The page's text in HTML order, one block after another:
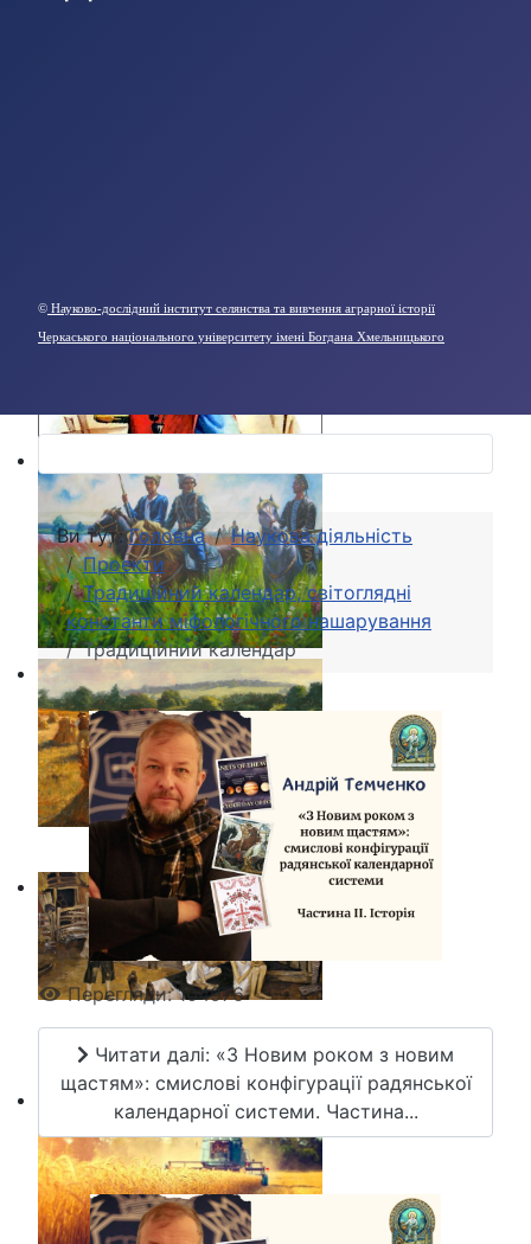
Ви тут:Головна
Наукова діяльність
Проекти
Традиційний календар, світоглядні
константи міфологічного нашарування
Традиційний календар
Перегляди: 104976
Читати далі: «З Новим роком з новим
щастям»: смислові конфігурації радянської
календарної системи. Частина...
© Науково-дослідний інститут селянства та вивчення аграрної історії
Черкаського національного університету імені Богдана Хмельницького